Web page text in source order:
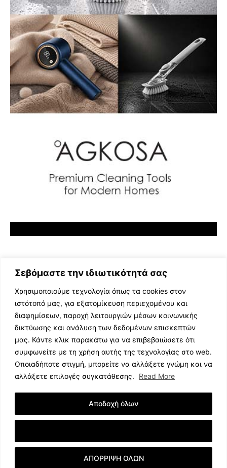
Σεβόμαστε την ιδιωτικότητά σας
Χρησιμοποιούμε τεχνολογία όπως τα cookies στον
ιστότοπό μας, για εξατομίκευση περιεχομένου και
διαφημίσεων, παροχή λειτουργιών μέσων κοινωνικής
δικτύωσης και ανάλυση των δεδομένων επισκεπτών
μας. Κάντε κλικ παρακάτω για να επιβεβαιώσετε ότι
συμφωνείτε με τη χρήση αυτής της τεχνολογίας στο web.
Οποιαδήποτε στιγμή, μπορείτε να αλλάξετε γνώμη και να
αλλάξετε επιλογές συγκατάθεσης.
Read More
ΑΠΟΡΡΙΨΗ ΟΛΩΝ
Αποδοχή όλων
ΕΛΛΗΝΙΚΗ ΜΟΥΣΙΚΗ
TV SHOWS
EVENTS
ΘΕΑΤΡΟ
ΔΙΑΓΩΝΙΣΜΟΙ
STOA CULTURA
ΣΥΝΕΝΤΕΥΞΕΙΣ
© 2023 music.net.cy, All Rights Reserved